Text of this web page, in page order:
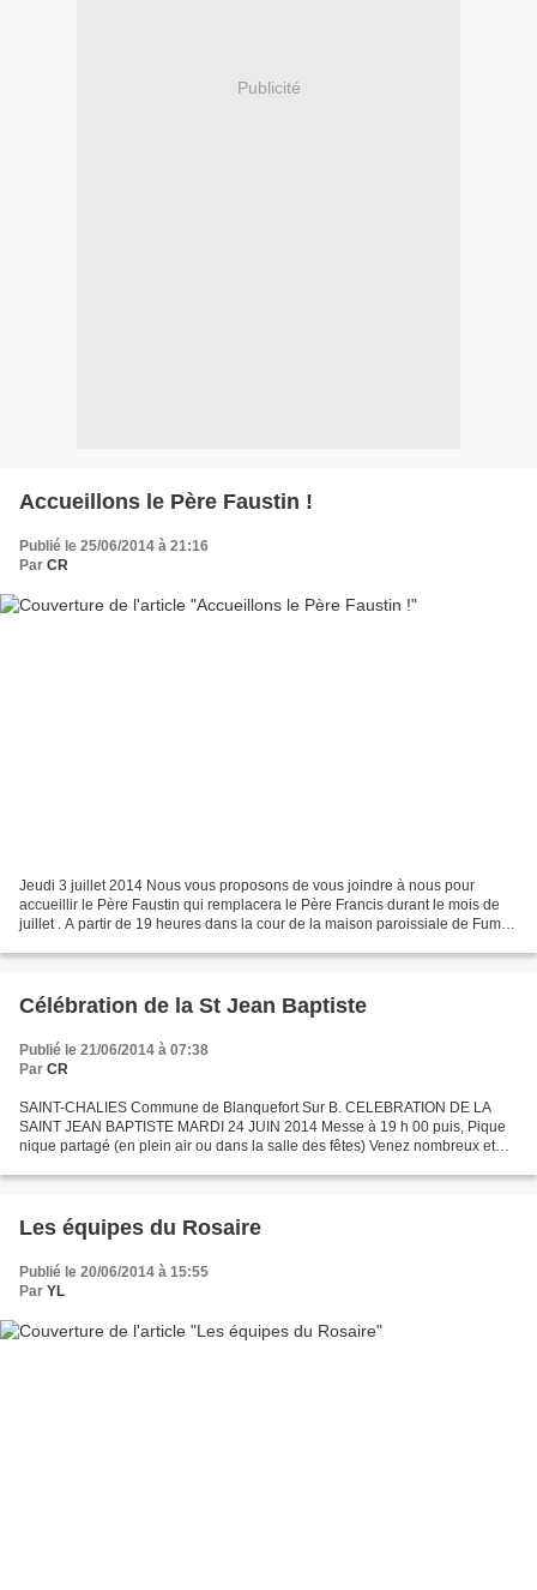
Publicité
Accueillons le Père Faustin !
Publié le 25/06/2014 à 21:16
Par CR
Jeudi 3 juillet 2014 Nous vous proposons de vous joindre à nous pour
accueillir le Père Faustin qui remplacera le Père Francis durant le mois de
juillet . A partir de 19 heures dans la cour de la maison paroissiale de Fumel,
Célébration de la St Jean Baptiste
Publié le 21/06/2014 à 07:38
Par CR
SAINT-CHALIES Commune de Blanquefort Sur B. CELEBRATION DE LA
SAINT JEAN BAPTISTE MARDI 24 JUIN 2014 Messe à 19 h 00 puis, Pique
nique partagé (en plein air ou dans la salle des fêtes) Venez nombreux et
Les équipes du Rosaire
Publié le 20/06/2014 à 15:55
Par YL